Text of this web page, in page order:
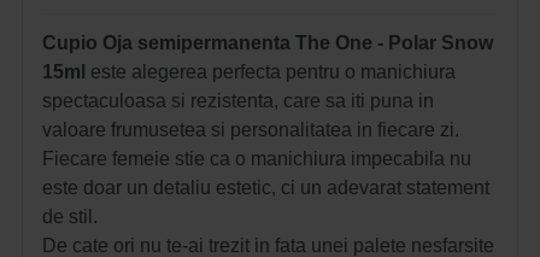
Cupio Oja semipermanenta The One - Polar Snow
15ml este alegerea perfecta pentru o manichiura
spectaculoasa si rezistenta, care sa iti puna in
valoare frumusetea si personalitatea in fiecare zi.
Fiecare femeie stie ca o manichiura impecabila nu
este doar un detaliu estetic, ci un adevarat statement
de stil.
De cate ori nu te-ai trezit in fata unei palete nesfarsite